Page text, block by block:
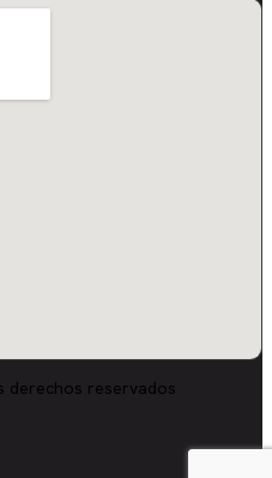
derechos reservados